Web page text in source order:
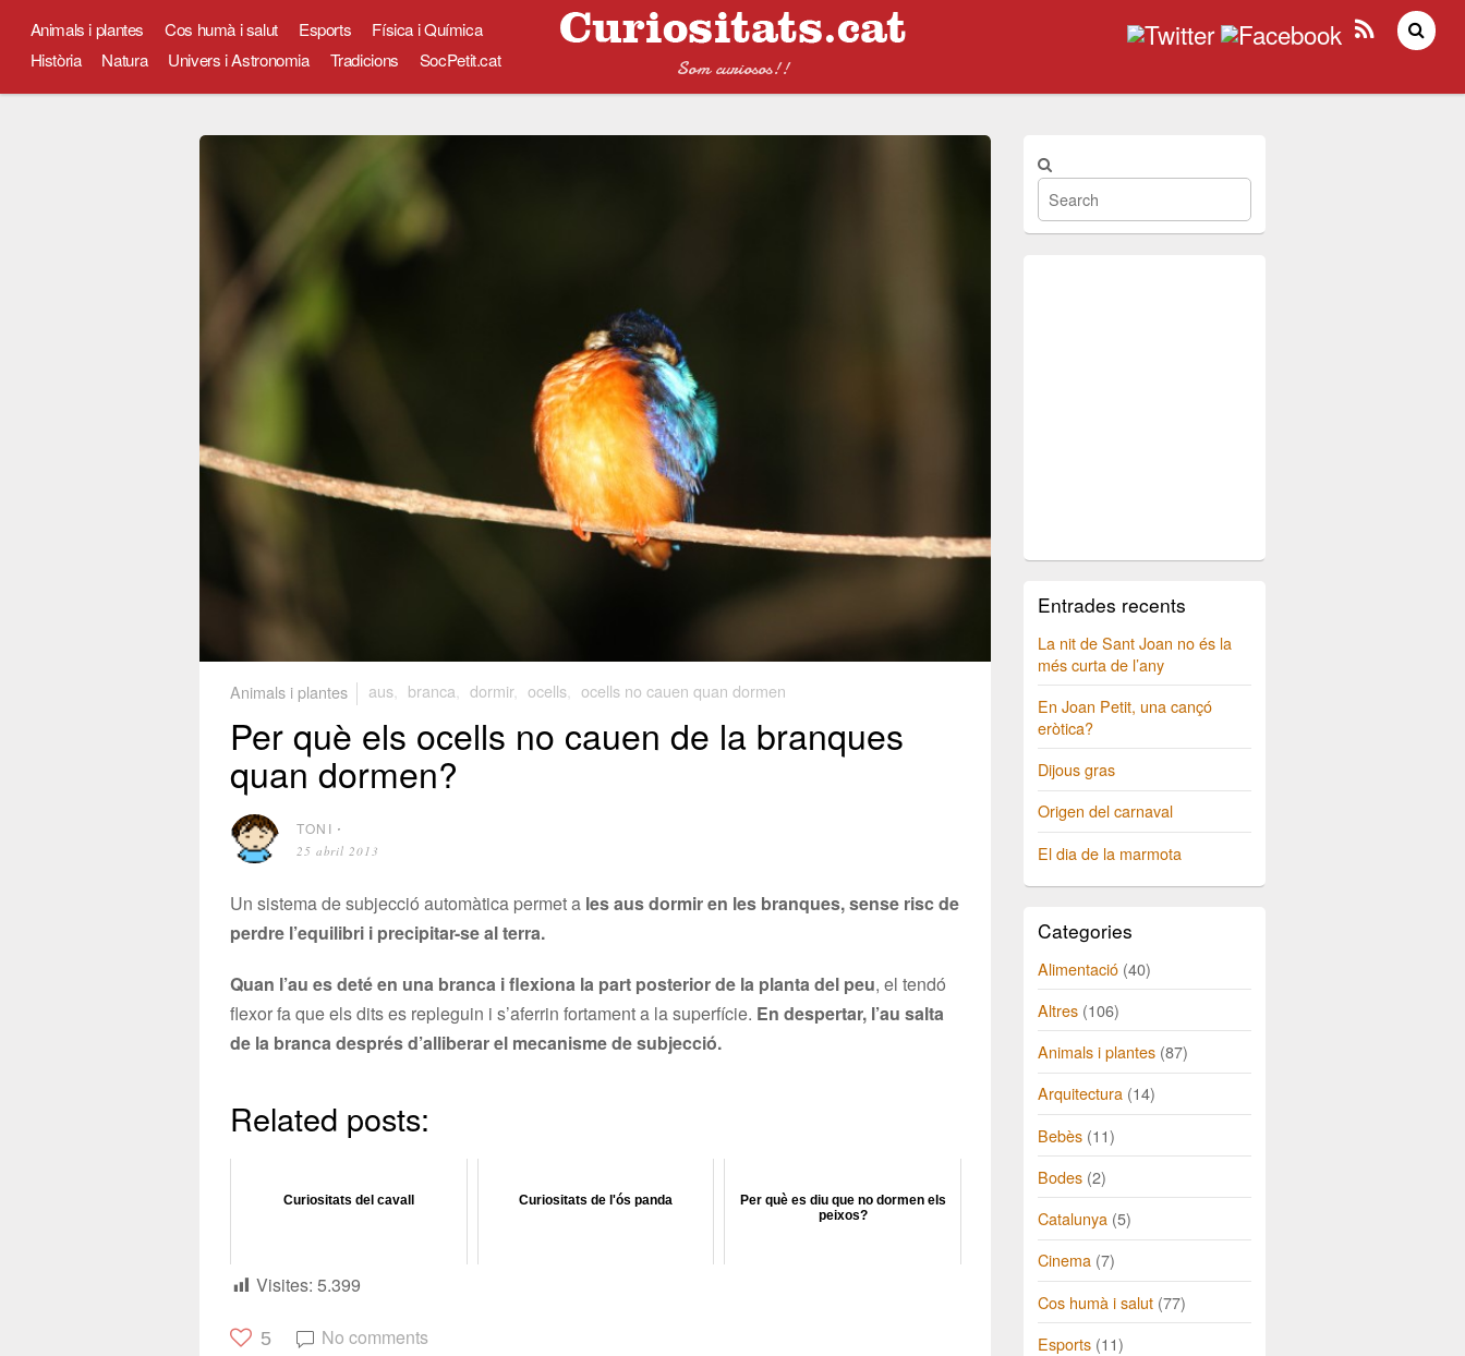
Som curiosos!!
Animals i plantes Cos humà i salut Esports
Física i Química
Història
Natura Univers i Astronomia Tradicions SocPetit.cat
Animals i plantes aus, branca, dormir, ocells, ocells no cauen quan dormen
Per què els ocells no cauen de la branques
quan dormen?
TONI ⋅
25 abril 2013
Un sistema de subjecció automàtica permet a les aus dormir en les branques, sense risc de
perdre l’equilibri i precipitar-se al terra.
Quan l’au es deté en una branca i flexiona la part posterior de la planta del peu, el tendó
flexor fa que els dits es repleguin i s’aferrin fortament a la superfície. En despertar, l’au salta
de la branca després d’alliberar el mecanisme de subjecció.
Related posts:
Curiositats del cavall Curiositats de l'ós panda
Per què es diu que no dormen els
peixos?
Visites: 5.399
5 No comments
Entrades recents
La nit de Sant Joan no és la
més curta de l’any
En Joan Petit, una cançó
eròtica?
Dijous gras
Origen del carnaval
El dia de la marmota
Categories
Alimentació(40)
Altres(106)
Animals i plantes(87)
Arquitectura(14)
Bebès(11)
Bodes(2)
Catalunya(5)
Cinema(7)
Cos humà i salut(77)
Esports(11)